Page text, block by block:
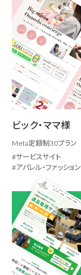
ビック・ママ様
Meta定額制30プラン
サービスサイト
アパレル・ファッション